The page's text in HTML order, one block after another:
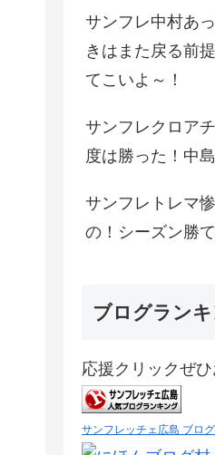
サンフレ中村あ
きはまた戻る前
てこいよ～！
サンフレクロア
度は勝った！中
サンフレトレマ
の！シーズン勝
ブログラン
応援クリックぜひ
サンフレッチェ広島 ブロ